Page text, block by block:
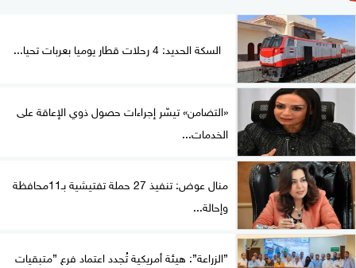
السكة الحديد: 4 رحلات قطار يوميا بعربات تحيا...
«التضامن» تيسّر إجراءات حصول ذوي الإعاقة على
الخدمات...
منال عوض: تنفيذ 27 حملة تفتيشية بـ11محافظة
وإحالة...
”الزراعة”: هيئة أمريكية تُجدد اعتماد فرع ”متبقيات